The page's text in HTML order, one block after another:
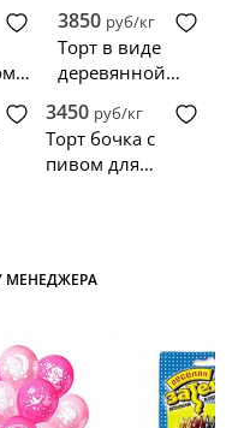
3850 руб/кг
Торт в виде
деревянной
3450 руб/кг
Торт бочка с
пивом для
МЕНЕДЖЕРА